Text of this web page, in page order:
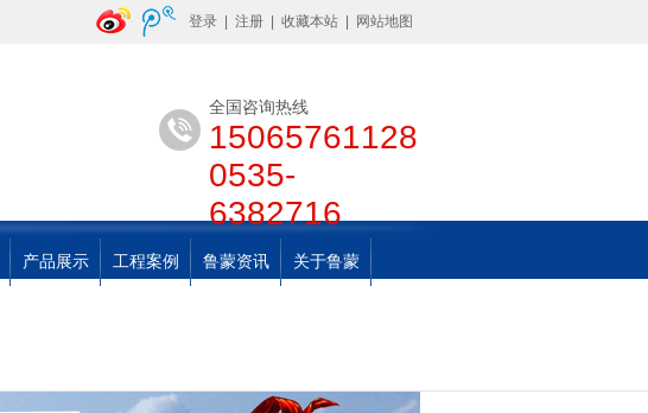
登录 注册 收藏本站 网站地图
全国咨询热线
15065761128
0535-
6382716
产品展示 工程案例 鲁蒙资讯 关于鲁蒙